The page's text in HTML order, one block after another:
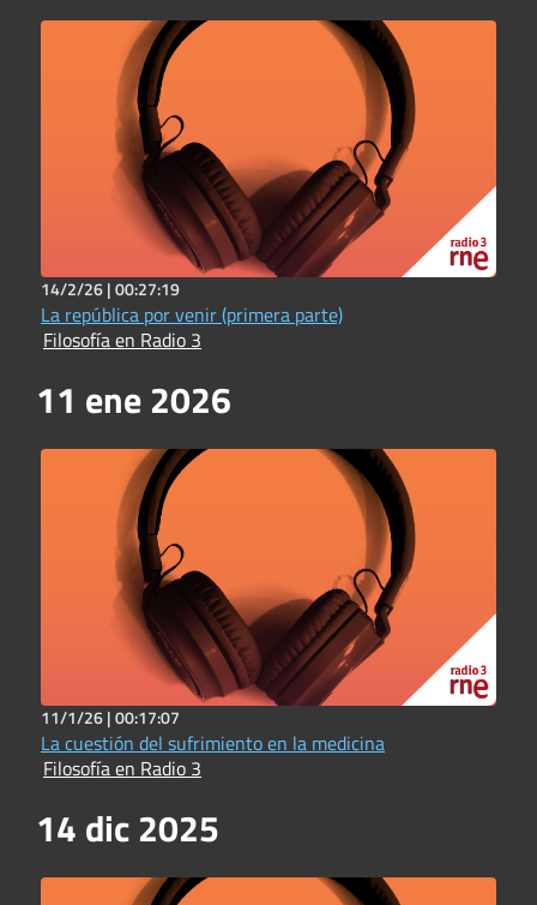
14/2/26 |00:27:19
La república por venir (primera parte)
Filosofía en Radio 3
11 ene 2026
11/1/26 |00:17:07
La cuestión del sufrimiento en la medicina
Filosofía en Radio 3
14 dic 2025